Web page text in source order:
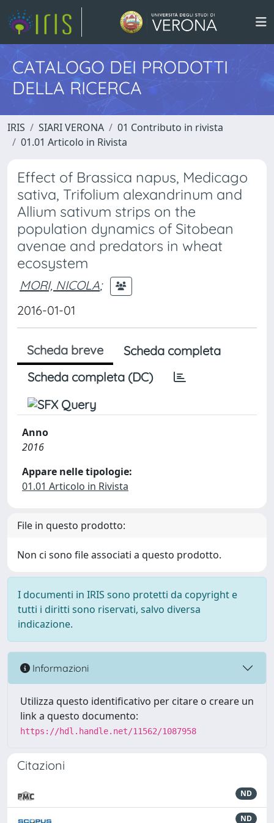
CATALOGO DEI PRODOTTI
DELLA RICERCA
IRIS SIARI VERONA
01 Contributo in rivista
01.01 Articolo in Rivista
Effect of Brassica napus, Medicago
sativa, Trifolium alexandrinum and
Allium sativum strips on the
population dynamics of Sitobean
avenae and predators in wheat
ecosystem
MORI, NICOLA;
2016-01-01
Scheda breve
Scheda completa
Scheda completa (DC)
Anno
2016
Appare nelle tipologie:
01.01 Articolo in Rivista
File in questo prodotto:
Non ci sono file associati a questo prodotto.
I documenti in IRIS sono protetti da copyright e
tutti i diritti sono riservati, salvo diversa
indicazione.
Informazioni
Utilizza questo identificativo per citare o creare un
link a questo documento:
https://hdl.handle.net/11562/1087958
Citazioni
ND
ND